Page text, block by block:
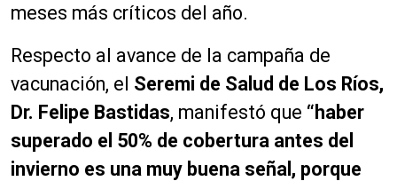
meses más críticos del año.
Respecto al avance de la campaña de
vacunación, el Seremi de Salud de Los Ríos,
Dr. Felipe Bastidas, manifestó que “haber
superado el 50% de cobertura antes del
invierno es una muy buena señal, porque